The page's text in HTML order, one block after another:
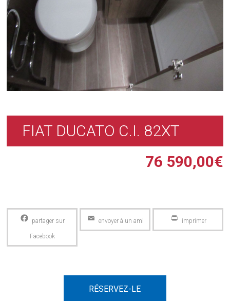
FIAT DUCATO C.I. 82XT
76 590,00€
Facebook Email PrintFriendly
RÉSERVEZ-LE